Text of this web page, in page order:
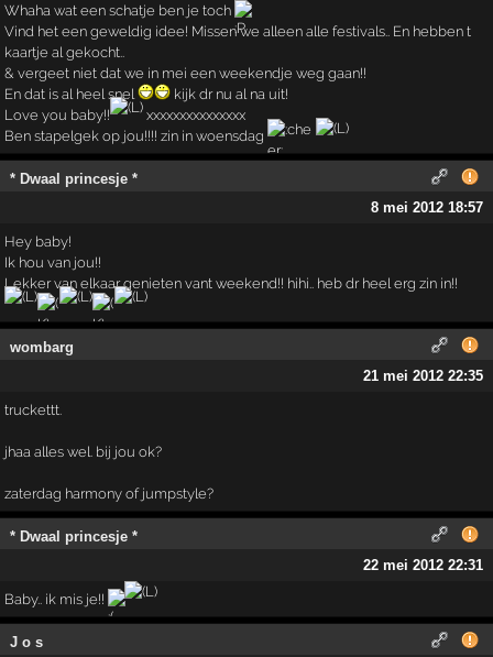
Whaha wat een schatje ben je toch
Vind het een geweldig idee! Missen we alleen alle festivals.. En hebben t
kaartje al gekocht..
& vergeet niet dat we in mei een weekendje weg gaan!!
En dat is al heel snel
kijk dr nu al na uit!
Love you baby!!
xxxxxxxxxxxxxxx
Ben stapelgek op jou!!!! zin in woensdag
* Dwaal princesje *
8 mei 2012 18:57
Hey baby!
Ik hou van jou!!
Lekker van elkaar genieten vant weekend!! hihi.. heb dr heel erg zin in!!
wombarg
21 mei 2012 22:35
truckettt.
jhaa alles wel. bij jou ok?
zaterdag harmony of jumpstyle?
* Dwaal princesje *
22 mei 2012 22:31
Baby.. ik mis je!!
J o s